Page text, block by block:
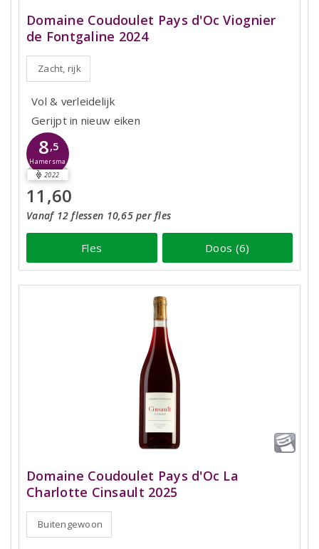
Domaine Coudoulet Pays d'Oc Viognier
de Fontgaline 2024
Zacht, rijk
Vol & verleidelijk
Gerijpt in nieuw eiken
8,5
Hamersma
2022
11,60
Vanaf 12 flessen 10,65 per fles
Fles Doos (6)
Domaine Coudoulet Pays d'Oc La
Charlotte Cinsault 2025
Buitengewoon